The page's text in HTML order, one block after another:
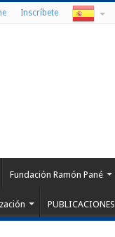
Inscríbete
Fundación Ramón Pané
PUBLICACIONES